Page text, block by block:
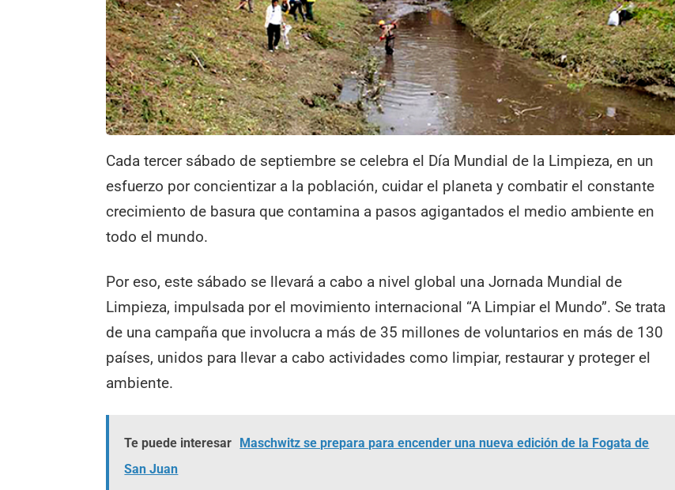
Cada tercer sábado de septiembre se celebra el Día Mundial de la Limpieza, en un
esfuerzo por concientizar a la población, cuidar el planeta y combatir el constante
crecimiento de basura que contamina a pasos agigantados el medio ambiente en
todo el mundo.
Por eso, este sábado se llevará a cabo a nivel global una Jornada Mundial de
Limpieza, impulsada por el movimiento internacional “A Limpiar el Mundo”. Se trata
de una campaña que involucra a más de 35 millones de voluntarios en más de 130
países, unidos para llevar a cabo actividades como limpiar, restaurar y proteger el
ambiente.
Te puede interesar
Maschwitz se prepara para encender una nueva edición de la Fogata de
San Juan